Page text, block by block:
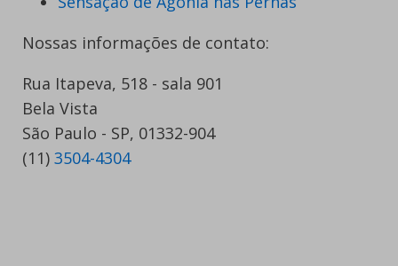
Nossas informações de contato:
Rua Itapeva, 518 - sala 901
Bela Vista
São Paulo - SP, 01332-904
(11) 3504-4304